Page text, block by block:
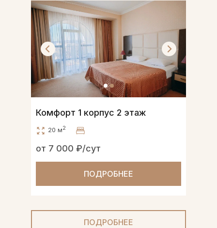
Комфорт 1 корпус 2 этаж
от 7 000 ₽/сут
20 м2
ПОДРОБНЕЕ
ПОДРОБНЕЕ